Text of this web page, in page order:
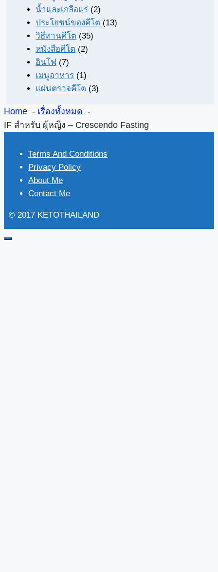
น้ำและเกลือแร่ (2)
ประโยชน์ของคีโต (13)
วิธีทานคีโต (35)
หนังสือคีโต (2)
อินโฟ (7)
เมนูอาหาร (1)
แผ่นตรวจคีโต (3)
Home
เรื่องทั้งหมด
IF สำหรับ ผู้หญิง – Crescendo Fasting
Terms And Conditions
Privacy Policy
About Me
Contact Me
© 2017 KETOTHAILAND
Close